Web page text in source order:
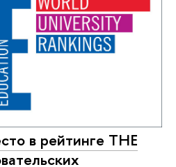
в рейтинге ТНЕ